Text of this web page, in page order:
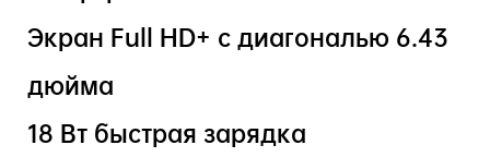
Экран Full HD+ с диагональю 6.43
дюйма
18 Вт быстрая зарядка